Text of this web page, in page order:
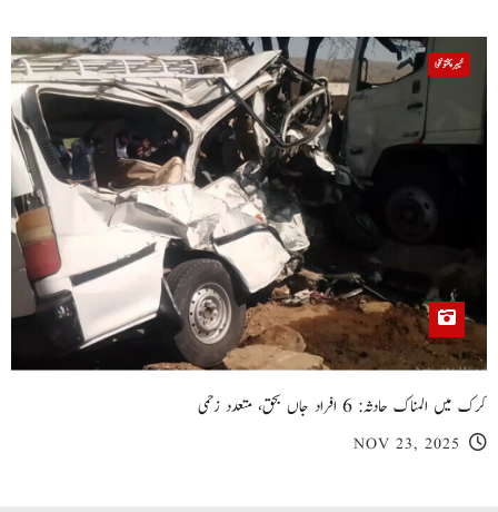
خیبر پختونخوا
کرک میں المناک حادثہ: 6 افراد جاں بحق، متعدد زخمی
NOV 23, 2025